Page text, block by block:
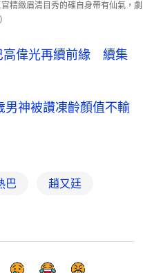
精緻眉清目秀的確自身帶有仙氣，劇
高偉光再續前緣 續集
神被讚凍齡顏值不輸
巴 趙又廷